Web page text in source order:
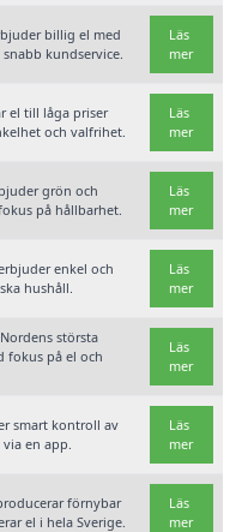
billig el med
kundservice.
Läs
mer
el till låga priser
och valfrihet.
Läs
mer
grön och
på hållbarhet.
Läs
mer
enkel och
hushåll.
Läs
mer
största
fokus på el och
Läs
mer
smart kontroll av
en app.
Läs
mer
förnybar
el i hela Sverige.
Läs
mer